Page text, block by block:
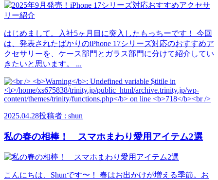
はじめまして。入社5ヶ月目に突入したもっちーです！ 今回
は、発表されたばかりのiPhone 17シリーズ対応のおすすめア
クセサリーを、ケース部門とガラス部門に分けて紹介してい
きたいと思います。 ...
2025.04.28投稿者 : shun
私の春の相棒！ スマホまわり愛用アイテム2選
こんにちは、Shunです〜！ 春はお出かけが増える季節。お